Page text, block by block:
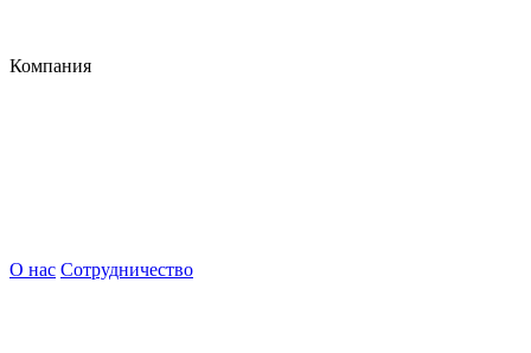
Компания
О нас Сотрудничество